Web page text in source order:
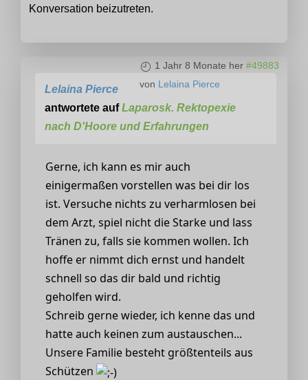
Konversation beizutreten.
1 Jahr 8 Monate her #49883
von Lelaina Pierce
Lelaina Pierce
antwortete aufLaparosk. Rektopexie
nach D'Hoore und Erfahrungen
Gerne, ich kann es mir auch
einigermaßen vorstellen was bei dir los
ist. Versuche nichts zu verharmlosen bei
dem Arzt, spiel nicht die Starke und lass
Tränen zu, falls sie kommen wollen. Ich
hoffe er nimmt dich ernst und handelt
schnell so das dir bald und richtig
geholfen wird.
Schreib gerne wieder, ich kenne das und
hatte auch keinen zum austauschen...
Unsere Familie besteht größtenteils aus
Schützen